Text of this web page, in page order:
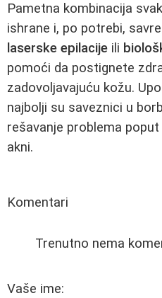
Pametna kombinacija
ishrane i, po potrebi,
laserske epilacije ili
pomoći da postignete
zadovoljavajuću kožu.
najbolji su saveznici u
rešavanje problema poput
akni.
Komentari
Trenutno nema
Vaše ime: